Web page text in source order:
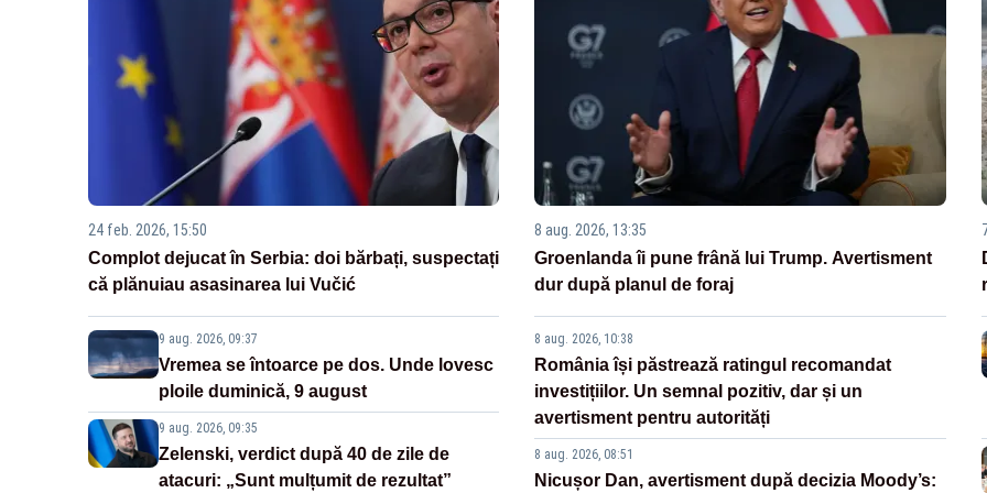
24 feb. 2026, 15:50
Complot dejucat în Serbia: doi bărbați, suspectați
că plănuiau asasinarea lui Vučić
9 aug. 2026, 09:37
Vremea se întoarce pe dos. Unde lovesc
ploile duminică, 9 august
9 aug. 2026, 09:35
Zelenski, verdict după 40 de zile de
atacuri: „Sunt mulțumit de rezultat”
8 aug. 2026, 13:35
Groenlanda îi pune frână lui Trump. Avertisment
dur după planul de foraj
8 aug. 2026, 10:38
România își păstrează ratingul recomandat
investițiilor. Un semnal pozitiv, dar și un
avertisment pentru autorități
8 aug. 2026, 08:51
Nicușor Dan, avertisment după decizia Moody’s: